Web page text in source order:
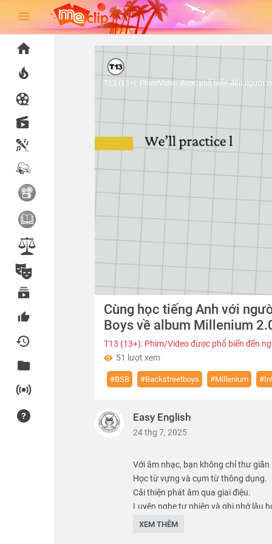
07:09
Volume
0%
T13 (13+): Phim/Video được phổ biến đến người
Cùng học tiếng Anh với
Boys về album Millenium
T13 (13+): Phim/Video được phổ biến đến
51 lượt xem
#BSB #Backstreetboys #Millenium
Easy English
24 thg 7, 2025
Với âm nhạc, bạn không chỉ thư giãn
Học từ vựng và cụm từ thông dụng.
Cải thiện phát âm qua giai điệu.
Luyện nghe tự nhiên và ghi nhớ lâu
Hãy để âm nhạc biến việc học tiếng
XEM THÊM